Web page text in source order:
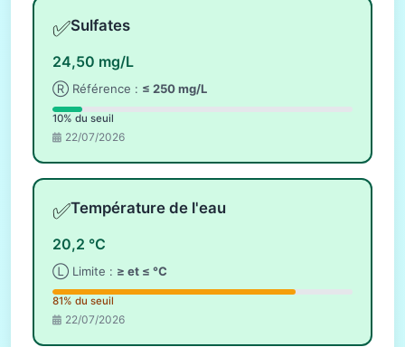
✅Sulfates
24,50 mg/L
Ⓡ Référence : ≤ 250 mg/L
10% du seuil
22/07/2026
✅Température de l'eau
20,2 °C
Ⓛ Limite : ≥ et ≤ °C
81% du seuil
22/07/2026